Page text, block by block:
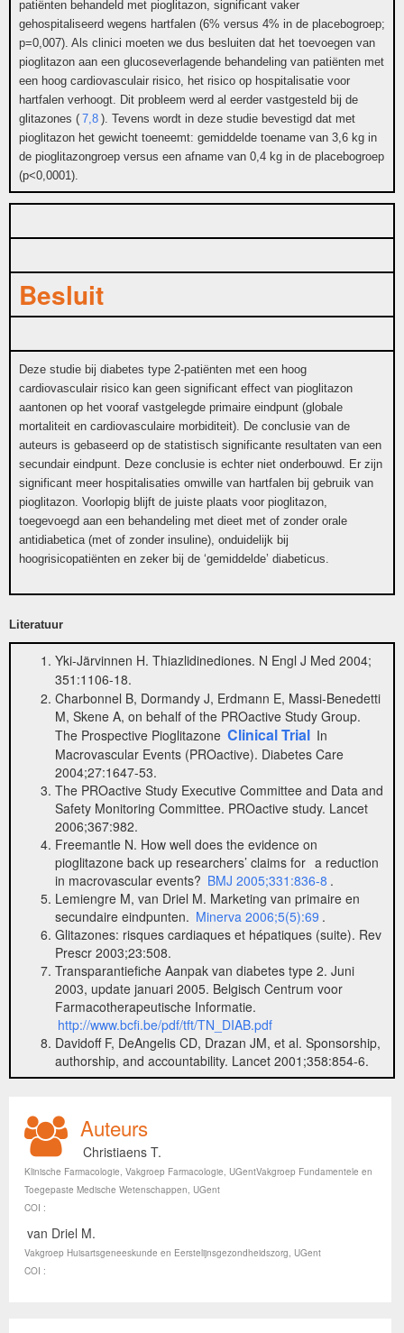
patiënten behandeld met pioglitazon, significant vaker
gehospitaliseerd wegens hartfalen (6% versus 4% in de placebogroep;
p=0,007). Als clinici moeten we dus besluiten dat het toevoegen van
pioglitazon aan een glucoseverlagende behandeling van patiënten met
een hoog cardiovasculair risico, het risico op hospitalisatie voor
hartfalen verhoogt. Dit probleem werd al eerder vastgesteld bij de
glitazones ( 7,8 ). Tevens wordt in deze studie bevestigd dat met
pioglitazon het gewicht toeneemt: gemiddelde toename van 3,6 kg in
de pioglitazongroep versus een afname van 0,4 kg in de placebogroep
(p<0,0001).
Besluit
Deze studie bij diabetes type 2-patiënten met een hoog
cardiovasculair risico kan geen significant effect van pioglitazon
aantonen op het vooraf vastgelegde primaire eindpunt (globale
mortaliteit en cardiovasculaire morbiditeit). De conclusie van de
auteurs is gebaseerd op de statistisch significante resultaten van een
secundair eindpunt. Deze conclusie is echter niet onderbouwd. Er zijn
significant meer hospitalisaties omwille van hartfalen bij gebruik van
pioglitazon. Voorlopig blijft de juiste plaats voor pioglitazon,
toegevoegd aan een behandeling met dieet met of zonder orale
antidiabetica (met of zonder insuline), onduidelijk bij
hoogrisicopatiënten en zeker bij de ‘gemiddelde’ diabeticus.
Literatuur
Yki-Järvinnen H. Thiazlidinediones. N Engl J Med 2004;
351:1106-18.
Charbonnel B, Dormandy J, Erdmann E, Massi-Benedetti
M, Skene A, on behalf of the PROactive Study Group.
The Prospective Pioglitazone Clinical Trial In
Macrovascular Events (PROactive). Diabetes Care
2004;27:1647-53.
The PROactive Study Executive Committee and Data and
Safety Monitoring Committee. PROactive study. Lancet
2006;367:982.
Freemantle N. How well does the evidence on
pioglitazone back up researchers’ claims for a reduction
in macrovascular events? BMJ 2005;331:836-8 .
Lemiengre M, van Driel M. Marketing van primaire en
secundaire eindpunten. Minerva 2006;5(5):69 .
Glitazones: risques cardiaques et hépatiques (suite). Rev
Prescr 2003;23:508.
Transparantiefiche Aanpak van diabetes type 2. Juni
2003, update januari 2005. Belgisch Centrum voor
Farmacotherapeutische Informatie.
http://www.bcfi.be/pdf/tft/TN_DIAB.pdf
Davidoff F, DeAngelis CD, Drazan JM, et al. Sponsorship,
authorship, and accountability. Lancet 2001;358:854-6.
Auteurs
Christiaens T.
Klinische Farmacologie, Vakgroep Farmacologie, UGentVakgroep Fundamentele en
Toegepaste Medische Wetenschappen, UGent
COI :
van Driel M.
Vakgroep Huisartsgeneeskunde en Eerstelijnsgezondheidszorg, UGent
COI :